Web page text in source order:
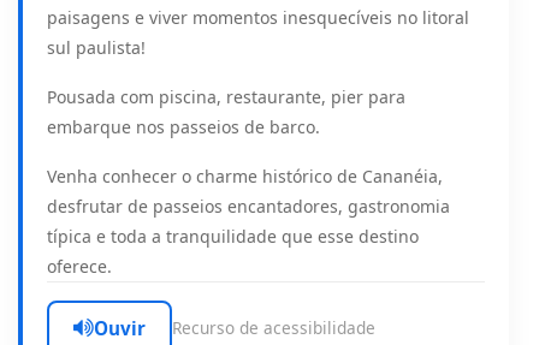
paisagens e viver momentos inesquecíveis no litoral
sul paulista!
Pousada com piscina, restaurante, pier para
embarque nos passeios de barco.
Venha conhecer o charme histórico de Cananéia,
desfrutar de passeios encantadores, gastronomia
típica e toda a tranquilidade que esse destino
oferece.
Ouvir Recurso de acessibilidade